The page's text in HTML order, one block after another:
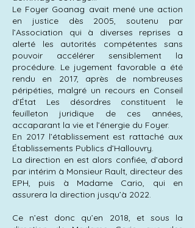
Le Foyer Goanag avait mené une action
en justice dès 2005, soutenu par
l’Association qui à diverses reprises a
alerté les autorités compétentes sans
pouvoir accélérer sensiblement la
procédure. Le jugement favorable a été
rendu en 2017, après de nombreuses
péripéties, malgré un recours en Conseil
d’État Les désordres constituent le
feuilleton juridique de ces années,
accaparant la vie et l’énergie du Foyer.
En 2017 l’établissement est rattaché aux
Établissements Publics d’Hallouvry.
La direction en est alors confiée, d’abord
par intérim à Monsieur Rault, directeur des
EPH, puis à Madame Cario, qui en
assurera la direction jusqu’à 2022.
Ce n’est donc qu’en 2018, et sous la